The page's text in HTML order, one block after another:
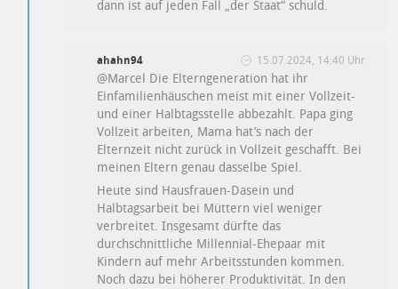
dann ist auf jeden Fall „der Staat“ schuld.
ahahn94 15.07.2024, 14:40 Uhr
@Marcel Die Elterngeneration hat ihr
Einfamilienhäuschen meist mit einer Vollzeit-
und einer Halbtagsstelle abbezahlt. Papa ging
Vollzeit arbeiten, Mama hat’s nach der
Elternzeit nicht zurück in Vollzeit geschafft. Bei
meinen Eltern genau dasselbe Spiel.
Heute sind Hausfrauen-Dasein und
Halbtagsarbeit bei Müttern viel weniger
verbreitet. Insgesamt dürfte das
durchschnittliche Millennial-Ehepaar mit
Kindern auf mehr Arbeitsstunden kommen.
Noch dazu bei höherer Produktivität. In den